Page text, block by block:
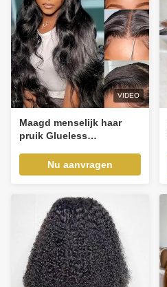
VIDEO
Maagd menselijk haar
pruik Glueless
haar pruiken Body Wave
Front Lace pruiken
Nu aanvragen